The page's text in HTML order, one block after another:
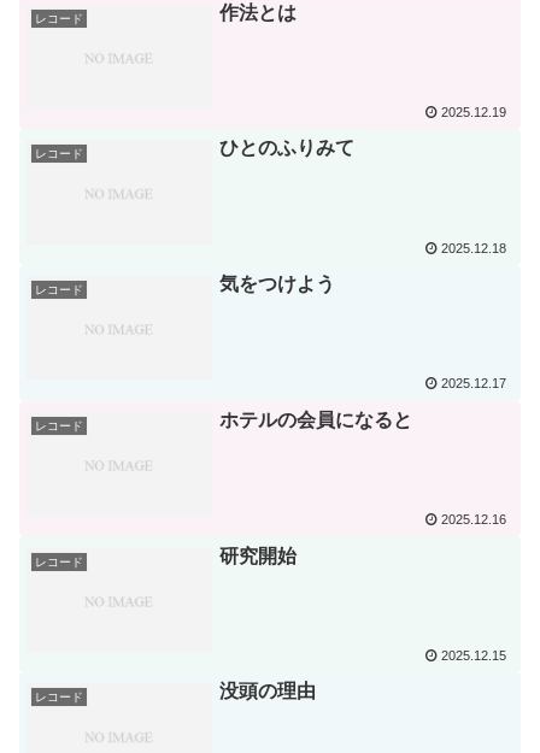
レコード 作法とは
2025.12.19
レコード ひとのふりみて
2025.12.18
レコード 気をつけよう
2025.12.17
レコード ホテルの会員になると
2025.12.16
レコード 研究開始
2025.12.15
レコード 没頭の理由